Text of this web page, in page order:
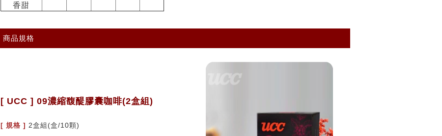
香甜
商品規格
[ UCC ] 09濃縮馥醍膠囊咖啡(2盒組)
[ 規格 ] 2盒組(盒/10顆)